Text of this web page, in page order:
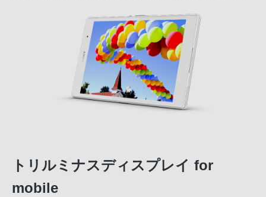
トリルミナスディスプレイ for
mobile